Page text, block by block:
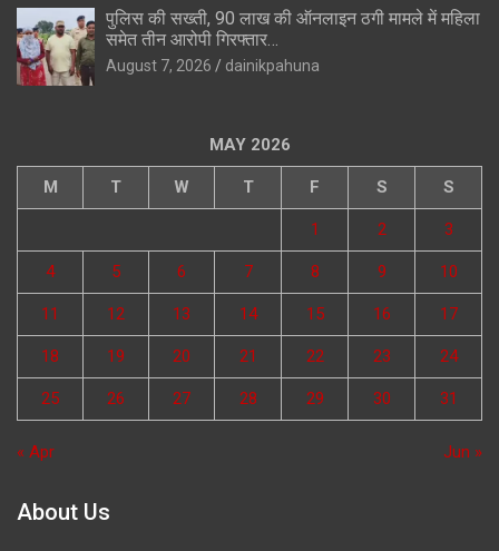
पुलिस की सख्ती, 90 लाख की ऑनलाइन ठगी मामले में महिला
समेत तीन आरोपी गिरफ्तार…
August 7, 2026 dainikpahuna
MAY 2026
M T W T F S S
1 2 3
4 5 6 7 8 9 10
11 12 13 14 15 16 17
18 19 20 21 22 23 24
25 26 27 28 29 30 31
« Apr Jun »
About Us